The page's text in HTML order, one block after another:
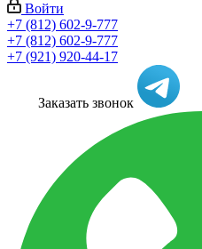
Войти
+7 (812) 602-9-777
+7 (812) 602-9-777
+7 (921) 920-44-17
Заказать звонок